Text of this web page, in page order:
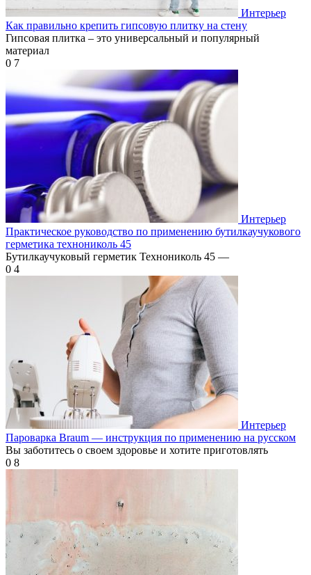
Интерьер
Как правильно крепить гипсовую плитку на стену
Гипсовая плитка – это универсальный и популярный
материал
0 7
Интерьер
Практическое руководство по применению бутилкаучукового
герметика технониколь 45
Бутилкаучуковый герметик Технониколь 45 —
0 4
Интерьер
Пароварка Braum — инструкция по применению на русском
Вы заботитесь о своем здоровье и хотите приготовлять
0 8